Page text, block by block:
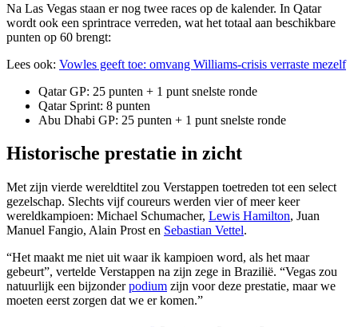
Na Las Vegas staan er nog twee races op de kalender. In Qatar
wordt ook een sprintrace verreden, wat het totaal aan beschikbare
punten op 60 brengt:
Lees ook: Vowles geeft toe: omvang Williams-crisis verraste mezelf
Qatar GP: 25 punten + 1 punt snelste ronde
Qatar Sprint: 8 punten
Abu Dhabi GP: 25 punten + 1 punt snelste ronde
Historische prestatie in zicht
Met zijn vierde wereldtitel zou Verstappen toetreden tot een select
gezelschap. Slechts vijf coureurs werden vier of meer keer
wereldkampioen: Michael Schumacher, Lewis Hamilton, Juan
Manuel Fangio, Alain Prost en Sebastian Vettel.
“Het maakt me niet uit waar ik kampioen word, als het maar
gebeurt”, vertelde Verstappen na zijn zege in Brazilië. “Vegas zou
natuurlijk een bijzonderpodium zijn voor deze prestatie, maar we
moeten eerst zorgen dat we er komen.”